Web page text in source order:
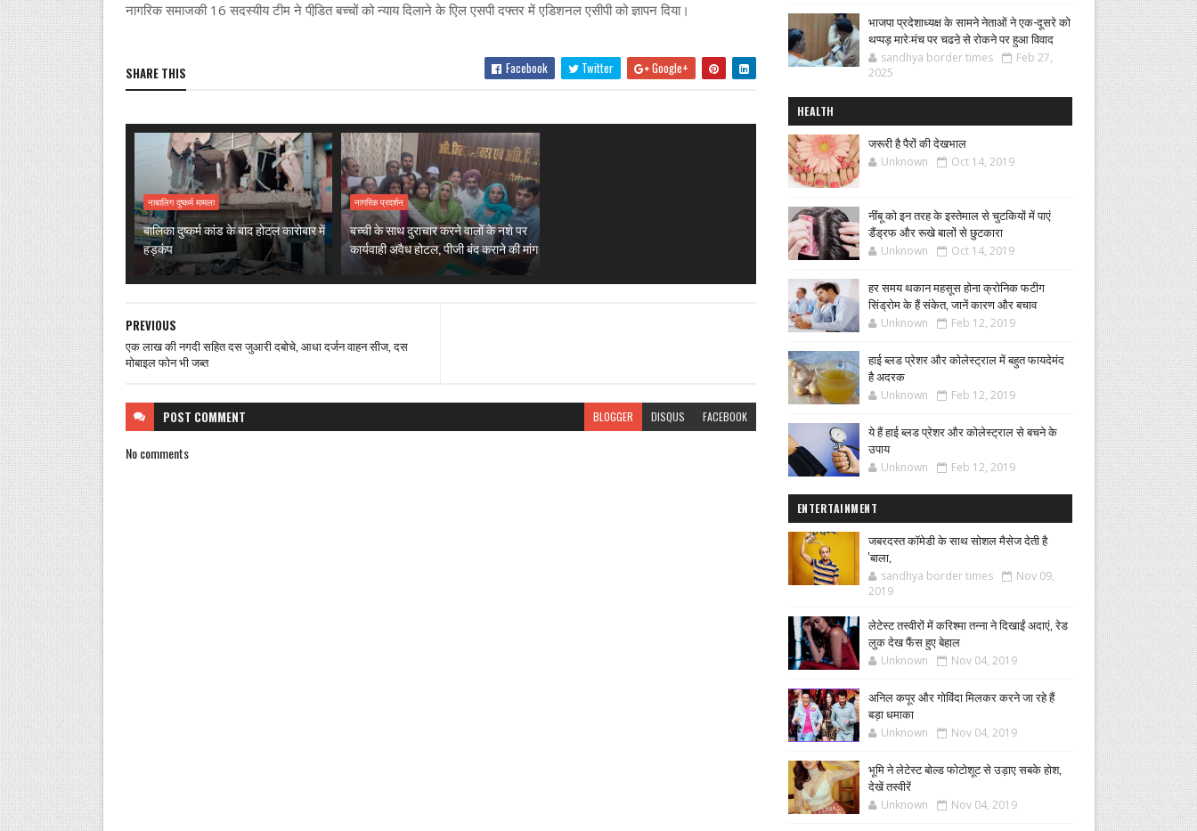
नागरिक समाजकी 16 सदस्यीय टीम ने पीडि़त बच्चों को न्याय दिलाने के एिल एसपी दफ्तर में एडिशनल एसीपी को ज्ञापन दिया।
SHARE THIS Facebook Twitter Google+
नाबालिग दुष्कर्म मामला
बालिका दुष्कर्म कांड के बाद होटल कारोबार में
हड़कंप
नागरिक प्रदर्शन
बच्ची के साथ दुराचार करने वालों के नशे पर
कार्यवाही अवैध होटल, पीजी बंद कराने की मांग
PREVIOUS
एक लाख की नगदी सहित दस जुआरी दबोचे, आधा दर्जन वाहन सीज, दस
मोबाइल फोन भी जब्त
POST COMMENT BLOGGER DISQUS FACEBOOK
No comments
भाजपा प्रदेशाध्यक्ष के सामने नेताओं ने एक-दूसरे को
थप्पड़ मारे:मंच पर चढऩे से रोकने पर हुआ विवाद
sandhya border times
Feb 27,
2025
HEALTH
जरूरी है पैरों की देखभाल
Unknown Oct 14, 2019
नींबू को इन तरह के इस्तेमाल से चुटकियों में पाएं
डैंड्रफ और रूखे बालों से छुटकारा
Unknown Oct 14, 2019
हर समय थकान महसूस होना क्रोनिक फटीग
सिंड्रोम के हैं संकेत, जानें कारण और बचाव
Unknown Feb 12, 2019
हाई ब्लड प्रेशर और कोलेस्ट्राल में बहुत फायदेमंद
है अदरक
Unknown Feb 12, 2019
ये हैं हाई ब्लड प्रेशर और कोलेस्ट्राल से बचने के
उपाय
Unknown Feb 12, 2019
ENTERTAINMENT
जबरदस्त कॉमेडी के साथ सोशल मैसेज देती है
'बाला,
sandhya border times
Nov 09,
2019
लेटेस्ट तस्वीरों में करिश्मा तन्ना ने दिखाईं अदाएं, रेड
लुक देख फैंस हुए बेहाल
Unknown Nov 04, 2019
अनिल कपूर और गोविंदा मिलकर करने जा रहे हैं
बड़ा धमाका
Unknown Nov 04, 2019
भूमि ने लेटेस्ट बोल्ड फोटोशूट से उड़ाए सबके होश,
देखें तस्वीरें
Unknown Nov 04, 2019